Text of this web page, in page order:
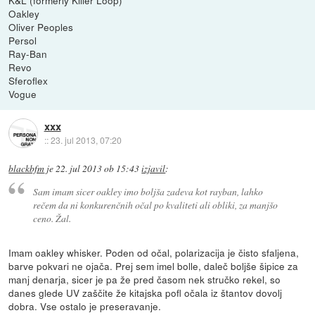
Oakley
Oliver Peoples
Persol
Ray-Ban
Revo
Sferoflex
Vogue
xxx
::23. jul 2013, 07:20
blackbfm je 22. jul 2013 ob 15:43izjavil:
Sam imam sicer oakley imo boljša zadeva kot rayban, lahko
rečem da ni konkurenčnih očal po kvaliteti ali obliki, za manjšo
ceno. Žal.
Imam oakley whisker. Poden od očal, polarizacija je čisto sfaljena,
barve pokvari ne ojača. Prej sem imel bolle, daleč boljše šipice za
manj denarja, sicer je pa že pred časom nek stručko rekel, so
danes glede UV zaščite že kitajska pofl očala iz štantov dovolj
dobra. Vse ostalo je preseravanje.